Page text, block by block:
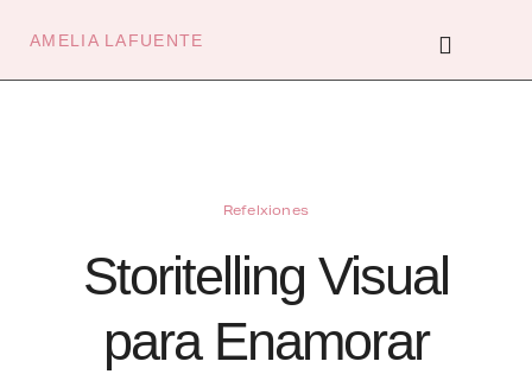
contenido
AMELIA LAFUENTE Menú
Refelxiones
Storitelling Visual
para Enamorar